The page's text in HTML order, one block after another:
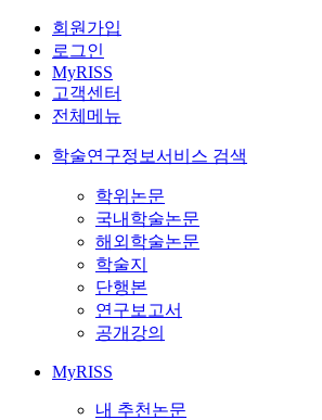
회원가입
로그인
MyRISS
고객센터
전체메뉴
학술연구정보서비스 검색
학위논문
국내학술논문
해외학술논문
학술지
단행본
연구보고서
공개강의
MyRISS
내 추천논문